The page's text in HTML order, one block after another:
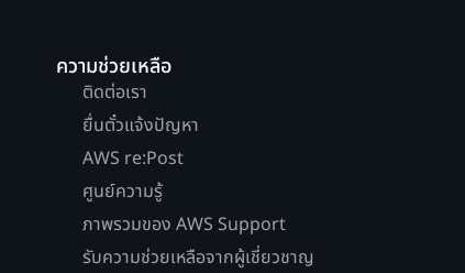
ความช่วยเหลือ
ติดต่อเรา
ยื่นตั๋วแจ้งปัญหา
AWS re:Post
ศูนย์ความรู้
ภาพรวมของ AWS Support
รับความช่วยเหลือจากผู้เชี่ยวชาญ